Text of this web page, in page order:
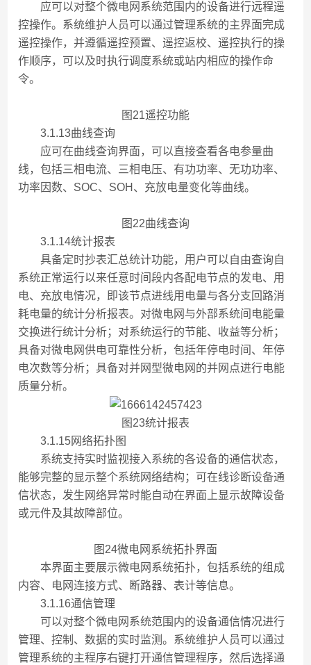
应可以对整个微电网系统范围内的设备进行远程遥
控操作。系统维护人员可以通过管理系统的主界面完成
遥控操作，并遵循遥控预置、遥控返校、遥控执行的操
作顺序，可以及时执行调度系统或站内相应的操作命
令。
图21遥控功能
3.1.13曲线查询
应可在曲线查询界面，可以直接查看各电参量曲
线，包括三相电流、三相电压、有功功率、无功功率、
功率因数、SOC、SOH、充放电量变化等曲线。
图22曲线查询
3.1.14统计报表
具备定时抄表汇总统计功能，用户可以自由查询自
系统正常运行以来任意时间段内各配电节点的发电、用
电、充放电情况，即该节点进线用电量与各分支回路消
耗电量的统计分析报表。对微电网与外部系统间电能量
交换进行统计分析；对系统运行的节能、收益等分析；
具备对微电网供电可靠性分析，包括年停电时间、年停
电次数等分析；具备对并网型微电网的并网点进行电能
质量分析。
图23统计报表
3.1.15网络拓扑图
系统支持实时监视接入系统的各设备的通信状态，
能够完整的显示整个系统网络结构；可在线诊断设备通
信状态，发生网络异常时能自动在界面上显示故障设备
或元件及其故障部位。
图24微电网系统拓扑界面
本界面主要展示微电网系统拓扑，包括系统的组成
内容、电网连接方式、断路器、表计等信息。
3.1.16通信管理
可以对整个微电网系统范围内的设备通信情况进行
管理、控制、数据的实时监测。系统维护人员可以通过
管理系统的主程序右键打开通信管理程序，然后选择通